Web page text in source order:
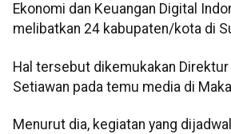
Ekonomi dan Keuangan Digital
melibatkan 24 kabupaten/kota di
Hal tersebut dikemukakan Direktur
Setiawan pada temu media di
Menurut dia, kegiatan yang